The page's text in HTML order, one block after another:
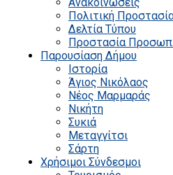
Πολιτική
Δελτία Τύπου
Προστασία
Παρουσίαση Δήμου
Ιστορία
Άγιος Νικόλαος
Νέος Μαρμαράς
Νικήτη
Συκιά
Μεταγγίτσι
Σάρτη
Χρήσιμοι Σύνδεσμοι